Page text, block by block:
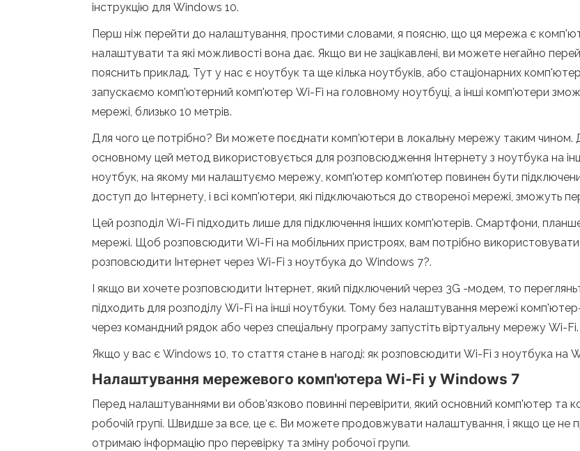
інструкцію для Windows 10.
Перш ніж перейти до налаштування, простими словами, я поясню, що ця мережа є
налаштувати та які можливості вона дає. Якщо ви не зацікавлені, ви можете негайно
пояснить приклад. Тут у нас є ноутбук та ще кілька ноутбуків, або стаціонарних
запускаємо комп'ютерний комп'ютер Wi-Fi на головному ноутбуці, а інші комп’ютери
мережі, близько 10 метрів.
Для чого це потрібно? Ви можете поєднати комп’ютери в локальну мережу таким чином.
основному цей метод використовується для розповсюдження Інтернету з ноутбука на
ноутбук, на якому ми налаштуємо мережу, комп'ютер комп'ютер повинен бути
доступ до Інтернету, і всі комп'ютери, які підключаються до створеної мережі, зможуть
Цей розподіл Wi-Fi підходить лише для підключення інших комп'ютерів. Смартфони,
мережі. Щоб розповсюдити Wi-Fi на мобільних пристроях, вам потрібно використовувати
розповсюдити Інтернет через Wi-Fi з ноутбука до Windows 7?.
І якщо ви хочете розповсюдити Інтернет, який підключений через 3G -модем, то
підходить для розподілу Wi-Fi на інші ноутбуки. Тому без налаштування мережі
через командний рядок або через спеціальну програму запустіть віртуальну мережу Wi-Fi.
Якщо у вас є Windows 10, то стаття стане в нагоді: як розповсюдити Wi-Fi з ноутбука на
Налаштування мережевого комп'ютера Wi-Fi у Windows 7
Перед налаштуваннями ви обов'язково повинні перевірити, який основний комп'ютер та
робочій групі. Швидше за все, це є. Ви можете продовжувати налаштування, і якщо це не
отримаю інформацію про перевірку та зміну робочої групи.